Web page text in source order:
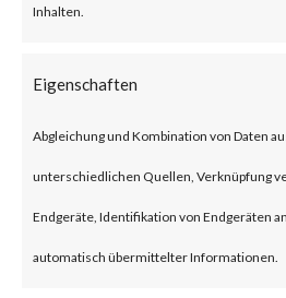
Inhalten.
Eigenschaften
Abgleichung und Kombination von Daten
unterschiedlichen Quellen, Verknüpfung
Endgeräte, Identifikation von Endgeräten
automatisch übermittelter Informationen.
relay attacks
reported that the
actively exploited in
Microsoft released